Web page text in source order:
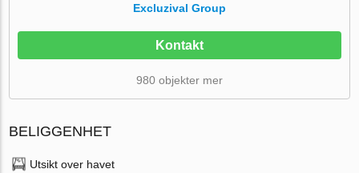
Excluzival Group
Kontakt
980 objekter mer
BELIGGENHET
Utsikt over havet